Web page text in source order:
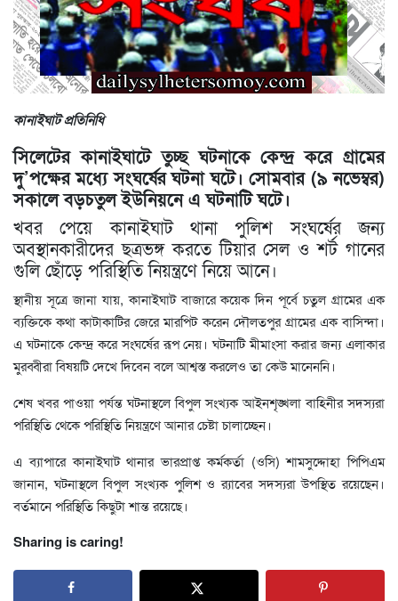
কানাইঘাট প্রতিনিধি
সিলেটের কানাইঘাটে তুচ্ছ ঘটনাকে কেন্দ্র করে গ্রামের
দু’পক্ষের মধ্যে সংঘর্ষের ঘটনা ঘটে। সোমবার (৯ নভেম্বর)
সকালে বড়চতুল ইউনিয়নে এ ঘটনাটি ঘটে।
খবর পেয়ে কানাইঘাট থানা পুলিশ সংঘর্ষের জন্য
অবস্থানকারীদের ছত্রভঙ্গ করতে টিয়ার সেল ও শর্ট গানের
গুলি ছোঁড়ে পরিস্থিতি নিয়ন্ত্রণে নিয়ে আনে।
স্থানীয় সূত্রে জানা যায়, কানাইঘাট বাজারে কয়েক দিন পূর্বে চতুল গ্রামের এক
ব্যক্তিকে কথা কাটাকাটির জেরে মারপিট করেন দৌলতপুর গ্রামের এক বাসিন্দা।
এ ঘটনাকে কেন্দ্র করে সংঘর্ষের রূপ নেয়। ঘটনাটি মীমাংসা করার জন্য এলাকার
মুরব্বীরা বিষয়টি দেখে দিবেন বলে আশ্বস্ত করলেও তা কেউ মানেননি।
শেষ খবর পাওয়া পর্যন্ত ঘটনাস্থলে বিপুল সংখ্যক আইনশৃঙ্খলা বাহিনীর সদস্যরা
পরিস্থিতি থেকে পরিস্থিতি নিয়ন্ত্রণে আনার চেষ্টা চালাচ্ছেন।
এ ব্যাপারে কানাইঘাট থানার ভারপ্রাপ্ত কর্মকর্তা (ওসি) শামসুদ্দোহা পিপিএম
জানান, ঘটনাস্থলে বিপুল সংখ্যক পুলিশ ও র‌্যাবের সদস্যরা উপস্থিত রয়েছেন।
বর্তমানে পরিস্থিতি কিছুটা শান্ত রয়েছে।
Sharing is caring!